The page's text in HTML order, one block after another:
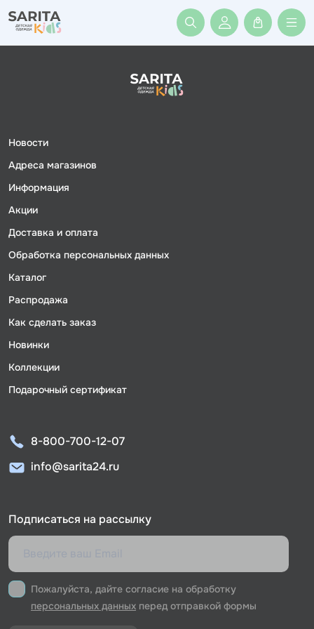
Войти или
Новости
Адреса магазинов
Информация
Акции
Доставка и оплата
Обработка персональных данных
Каталог
Распродажа
Как сделать заказ
Новинки
Коллекции
Подарочный сертификат
8-800-700-12-07
info@sarita24.ru
Подписаться на рассылку
Пожалуйста, дайте согласие на обработку
персональных данных перед отправкой формы